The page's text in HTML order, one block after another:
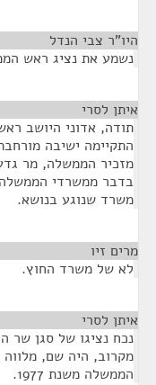
היו"ר צבי הנדל
נשמע את נציג ראש
איתן לסרי
תודה, אדוני היושב
התקיימה ישיבה
מזכיר הממשלה, מר
בדבר ממשרדי
משרד שנוגע בנושא.
מרים זיו
לא של משרד החוץ.
איתן לסרי
נכח נציגו של סגן שר
מקרוב, היה שם,
הממשלה משנת 1977.